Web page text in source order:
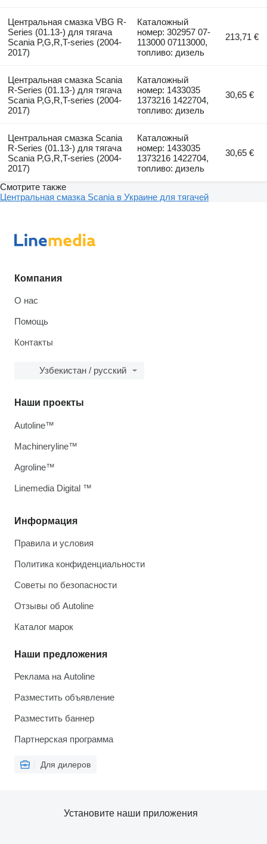
Центральная смазка VBG R-
Series (01.13-) для тягача
Scania P,G,R,T-series (2004-
2017)
Каталожный
номер: 302957 07-
113000 07113000,
топливо: дизель
213,71 €
Центральная смазка Scania
R-Series (01.13-) для тягача
Scania P,G,R,T-series (2004-
2017)
Каталожный
номер: 1433035
1373216 1422704,
топливо: дизель
30,65 €
Центральная смазка Scania
R-Series (01.13-) для тягача
Scania P,G,R,T-series (2004-
2017)
Каталожный
номер: 1433035
1373216 1422704,
топливо: дизель
30,65 €
Смотрите также
Центральная смазка Scania в Украине для тягачей
Компания
О нас
Помощь
Контакты
Узбекистан / русский
Информация
Правила и условия
Политика конфиденциальности
Советы по безопасности
Отзывы об Autoline
Каталог марок
Наши предложения
Реклама на Autoline
Разместить объявление
Разместить баннер
Партнерская программа
Для дилеров
Наши проекты
Autoline™
Machineryline™
Agroline™
Linemedia Digital ™
Установите наши приложения